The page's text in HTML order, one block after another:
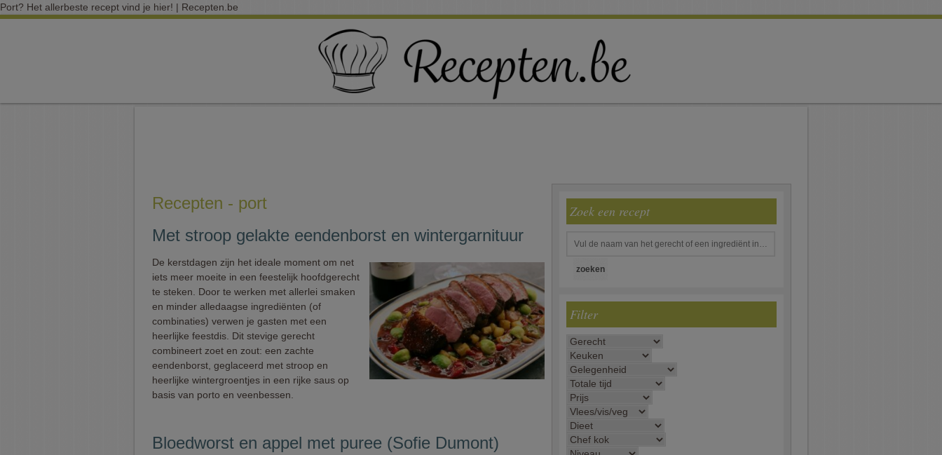
Port? Het allerbeste recept vind je hier! | Recepten.be
Recepten - port
Met stroop gelakte eendenborst en wintergarnituur
De kerstdagen zijn het ideale moment om net
iets meer moeite in een feestelijk hoofdgerecht
te steken. Door te werken met allerlei smaken
en minder alledaagse ingrediënten (of
combinaties) verwen je gasten met een
heerlijke feestdis. Dit stevige gerecht
combineert zoet en zout: een zachte
eendenborst, geglaceerd met stroop en
heerlijke wintergroentjes in een rijke saus op
basis van porto en veenbessen.
Bloedworst en appel met puree (Sofie Dumont)
Zoek een recept
Filter